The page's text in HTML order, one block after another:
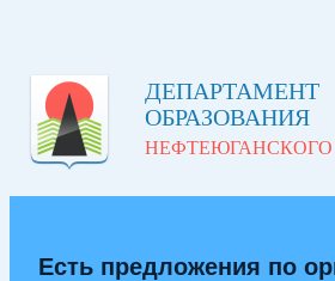
ДЕПАРТАМЕНТ
ОБРАЗОВАНИЯ
НЕФТЕЮГАНСКОГО
Есть предложения по